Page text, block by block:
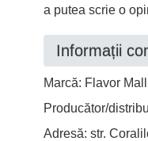
a putea scrie o
Informații
Marcă: Flavor Mall
Producător/
Adresă: str.